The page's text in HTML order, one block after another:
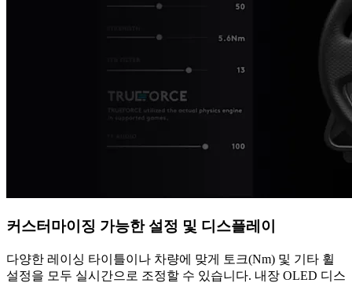
커스터마이징 가능한 설정 및 디스플레이
다양한 레이싱 타이틀이나 차량에 맞게 토크(Nm) 및 기타 휠
설정을 모두 실시간으로 조정할 수 있습니다. 내장 OLED 디스